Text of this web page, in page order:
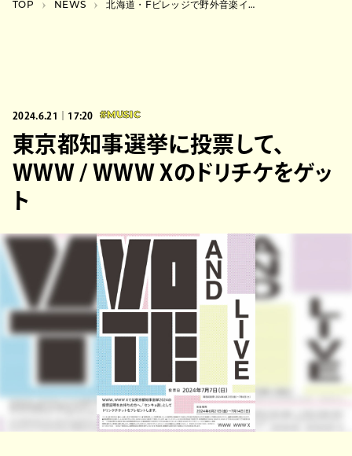
TOP NEWS 北海道・Fビレッジで野外音楽イベント開催、エスコンFでキャンプできるチケットも
2024.6.21｜17:20 #MUSIC
東京都知事選挙に投票して、
WWW / WWW Xのドリチケをゲッ
ト